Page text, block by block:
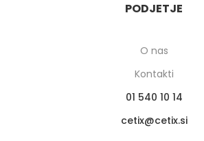
PODJETJE
O nas
Kontakti
01 540 10 14
cetix
cetix.si